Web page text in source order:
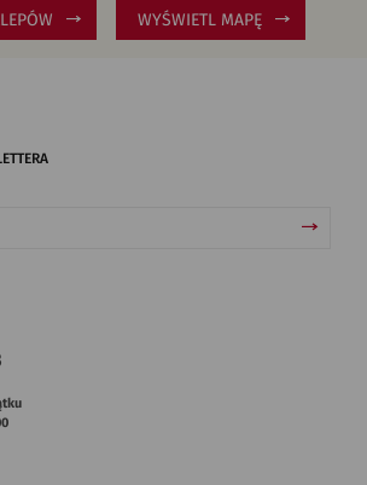
WYŚWIETL MAPĘ